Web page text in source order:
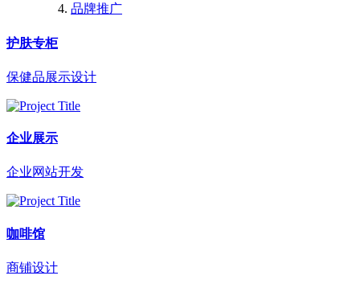
品牌推广
护肤专柜
保健品展示设计
企业展示
企业网站开发
咖啡馆
商铺设计